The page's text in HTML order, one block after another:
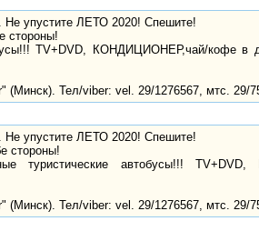
Не упустите ЛЕТО 2020! Спешите!
стороны!
TV+DVD, КОНДИЦИОНЕР,чай/кофе в
(Минск). Тел/viber: vel. 29/1276567, мтс. 29/
Не упустите ЛЕТО 2020! Спешите!
стороны!
туристические автобусы!!!
(Минск). Тел/viber: vel. 29/1276567, мтс. 29/